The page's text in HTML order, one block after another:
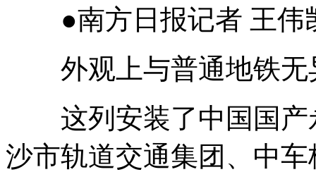
●南方日报记者 王伟
外观上与普通地铁无
这列安装了中国国产
沙市轨道交通集团、中